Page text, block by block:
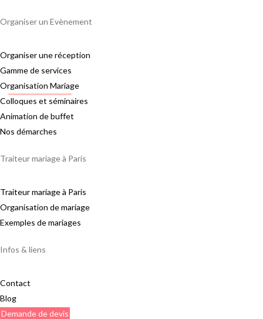
Organiser un Evènement
Organiser une réception
Gamme de services
Organisation Mariage
Colloques et séminaires
Animation de buffet
Nos démarches
Traiteur mariage à Paris
Traiteur mariage à Paris
Organisation de mariage
Exemples de mariages
Infos & liens
Contact
Blog
Demande de devis